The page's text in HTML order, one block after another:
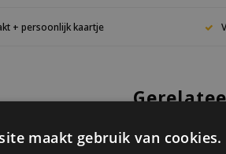
+ persoonlijk kaartje
maakt gebruik van cookies.